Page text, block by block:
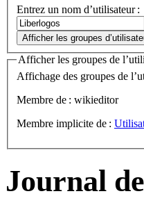
Entrez un nom d’utilisateur :
Afficher les groupes
Afficher les groupes de
Affichage des groupes de
Membre de : wikieditor
Membre implicite de :
Journal